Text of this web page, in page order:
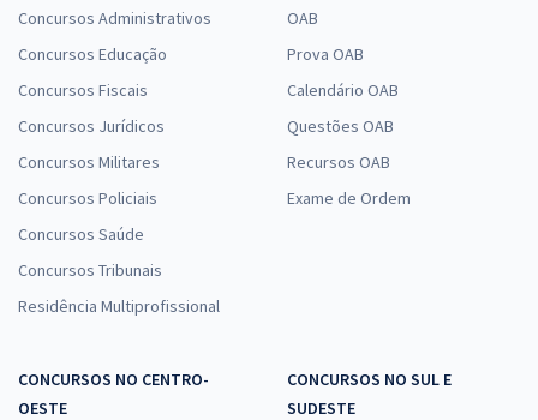
Concursos Administrativos
Concursos Educação
Concursos Fiscais
Concursos Jurídicos
Concursos Militares
Concursos Policiais
Concursos Saúde
Concursos Tribunais
Residência Multiprofissional
OAB
Prova OAB
Calendário OAB
Questões OAB
Recursos OAB
Exame de Ordem
CONCURSOS NO CENTRO-
OESTE
CONCURSOS NO SUL E
SUDESTE